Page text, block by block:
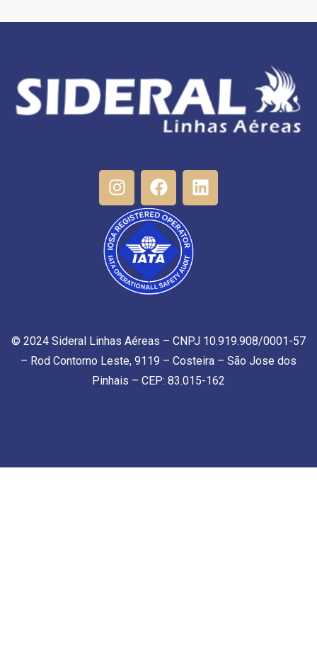
© 2024 Sideral Linhas Aéreas – CNPJ 10.919.908/0001-57
– Rod Contorno Leste, 9119 – Costeira – São Jose dos
Pinhais – CEP: 83.015-162